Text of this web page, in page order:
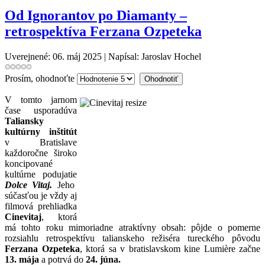
Od Ignorantov po Diamanty –
retrospektíva Ferzana Ozpeteka
Uverejnené: 06. máj 2025 | Napísal: Jaroslav Hochel
Prosím, ohodnoťte
V tomto jarnom
čase usporadúva
Taliansky
kultúrny inštitút
v Bratislave
každoročne široko
koncipované
kultúrne podujatie
Dolce Vitaj. Jeho
súčasťou je vždy aj
filmová prehliadka
Cinevitaj, ktorá
má tohto roku mimoriadne atraktívny obsah: pôjde o pomerne
rozsiahlu retrospektívu talianskeho režiséra tureckého pôvodu
Ferzana Ozpeteka, ktorá sa v bratislavskom kine Lumière začne
13. mája a potrvá do 24. júna.